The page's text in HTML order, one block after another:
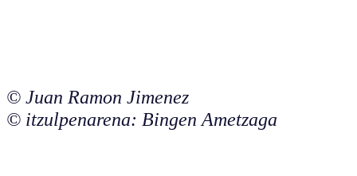
© Juan Ramon Jimenez
© itzulpenarena: Bingen Ametzaga